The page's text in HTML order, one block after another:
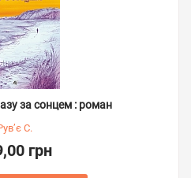
за сонцем : роман
С.
грн